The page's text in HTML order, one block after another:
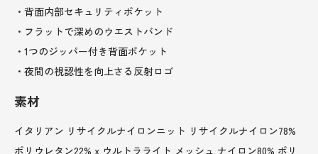
・背面内部セキュリティポケット
・フラットで深めのウエストバンド
・1つのジッパー付き背面ポケット
・夜間の視認性を向上さる反射ロゴ
素材
イタリアン リサイクルナイロンニット リサイクルナイロン78%
ポリウレタン22% x ウルトラライト メッシュ ナイロン80% ポリ